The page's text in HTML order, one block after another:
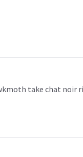
take chat noir